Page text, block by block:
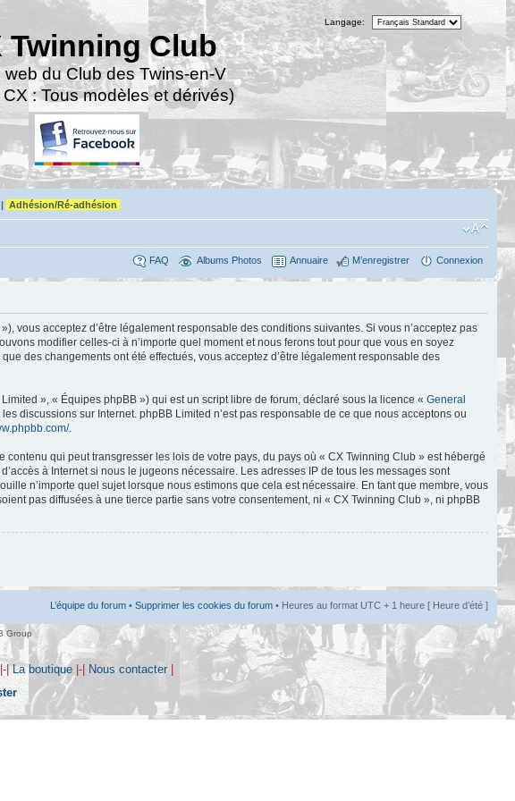
Twinning Club
web du Club des Twins-en-V
: Tous modèles et dérivés)
Langage:
| Adhésion/Ré-adhésion
FAQ Albums Photos Annuaire M’enregistrer Connexion
vous acceptez d’être légalement responsable des conditions suivantes. Si vous n’acceptez pas
modifier celles-ci à n’importe quel moment et nous ferons tout pour que vous en soyez
des changements ont été effectués, vous acceptez d’être légalement responsable des
», « Équipes phpBB ») qui est un script libre de forum, déclaré sous la licence « General
discussions sur Internet. phpBB Limited n’est pas responsable de ce que nous acceptons ou
.
qui peut transgresser les lois de votre pays, du pays où « CX Twinning Club » est hébergé
à Internet si nous le jugeons nécessaire. Les adresses IP de tous les messages sont
n’importe quel sujet lorsque nous estimons que cela est nécessaire. En tant que membre, vous
pas diffusées à une tierce partie sans votre consentement, ni « CX Twinning Club », ni phpBB
L’équipe du forum • Supprimer les cookies du forum • Heures au format UTC + 1 heure [ Heure d’été ]
Group
|-|La boutique |-| Nous contacter